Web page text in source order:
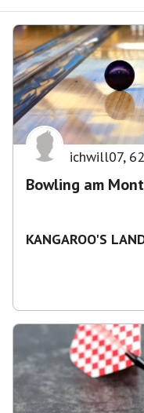
ichwill07, 62
Bowling am
KANGAROO'S